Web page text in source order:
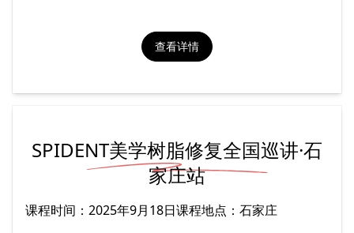
查看详情
SPIDENT美学树脂修复全国巡讲·石
家庄站
课程时间：2025年9月18日课程地点：石家庄